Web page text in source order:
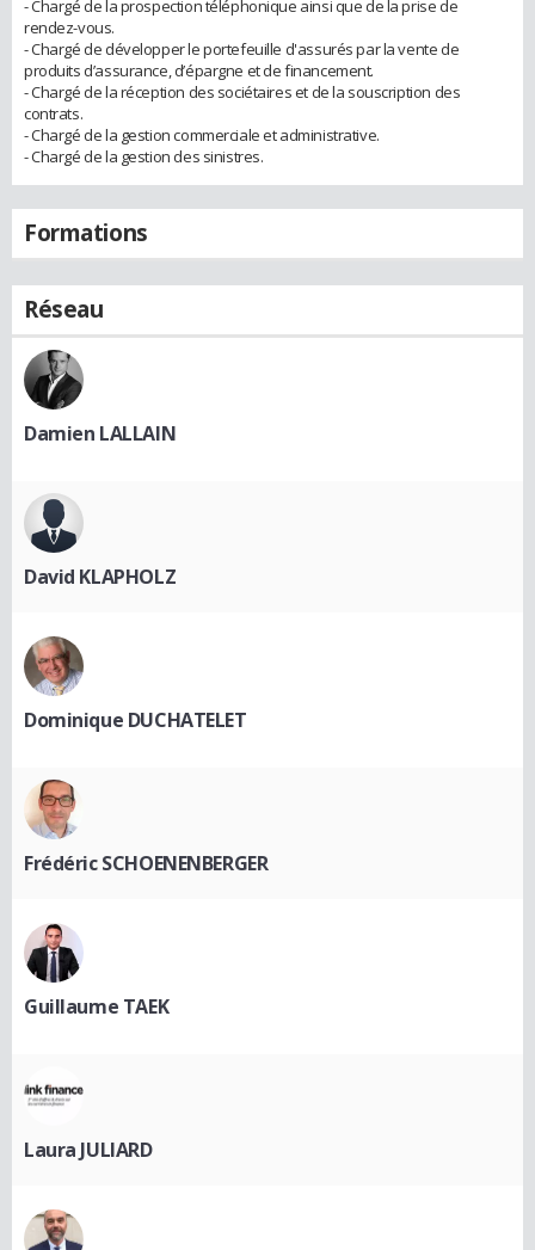
- Chargé de la prospection téléphonique ainsi que de la prise de
rendez-vous.
- Chargé de développer le portefeuille d'assurés par la vente de
produits d’assurance, d’épargne et de financement.
- Chargé de la réception des sociétaires et de la souscription des
contrats.
- Chargé de la gestion commerciale et administrative.
- Chargé de la gestion des sinistres.
Formations
Réseau
Damien LALLAIN
David KLAPHOLZ
Dominique DUCHATELET
Frédéric SCHOENENBERGER
Guillaume TAEK
Laura JULIARD